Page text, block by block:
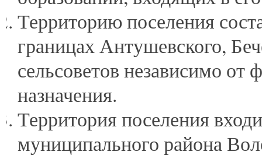
Территорию поселения
границах Антушевского,
сельсоветов независимо от
назначения.
Территория поселения
муниципального района